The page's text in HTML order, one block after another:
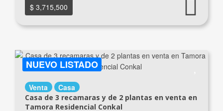
$ 3,715,500
NUEVO LISTADO
Venta Casa
Casa de 3 recamaras y de 2 plantas en venta en
Tamora Residencial Conkal